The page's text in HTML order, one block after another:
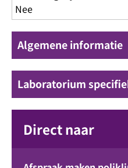
Nee
Algemene informatie
Laboratorium
Direct naar